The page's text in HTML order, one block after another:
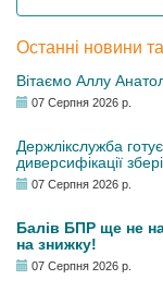
Останні новини та
Вітаємо Аллу
07 Серпня 2026 р.
Держлікслужба
диверсифікації
07 Серпня 2026 р.
Балів БПР ще не
на знижку!
07 Серпня 2026 р.